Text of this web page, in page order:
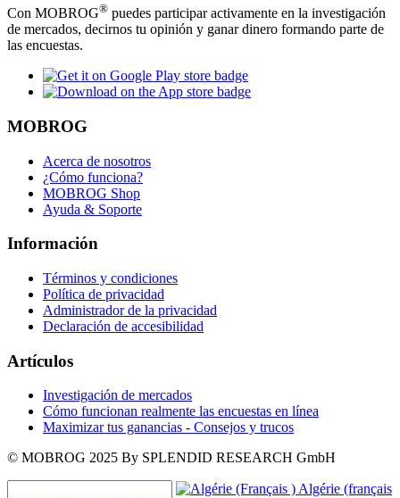
Con MOBROG® puedes participar activamente en la investigación
de mercados, decirnos tu opinión y ganar dinero formando parte de
las encuestas.
MOBROG
Acerca de nosotros
¿Cómo funciona?
MOBROG Shop
Ayuda & Soporte
Información
Términos y condiciones
Política de privacidad
Administrador de la privacidad
Declaración de accesibilidad
Artículos
Investigación de mercados
Cómo funcionan realmente las encuestas en línea
Maximizar tus ganancias - Consejos y trucos
© MOBROG 2025 By SPLENDID RESEARCH GmbH
Algérie (français